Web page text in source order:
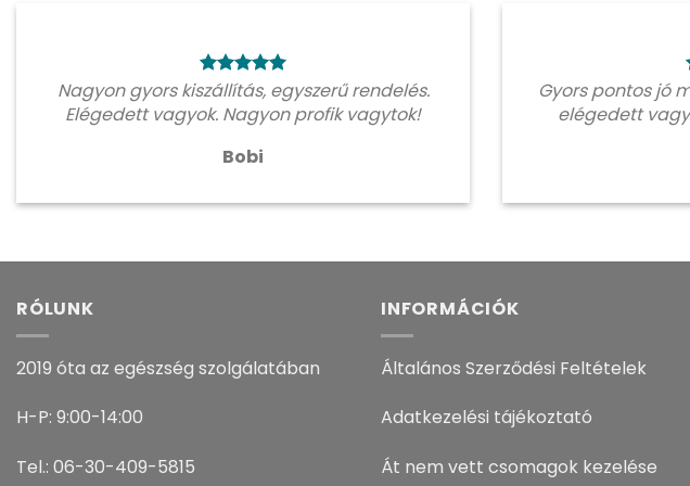
Nagyon gyors kiszállítás, egyszerű rendelés.
Elégedett vagyok. Nagyon profik vagytok!
Bobi
Gyors pontos jó
elégedett
RÓLUNK
2019 óta az egészség szolgálatában
H-P: 9:00-14:00
Tel.: 06-30-409-5815
INFORMÁCIÓK
Általános Szerződési Feltételek
Adatkezelési tájékoztató
Át nem vett csomagok kezelése